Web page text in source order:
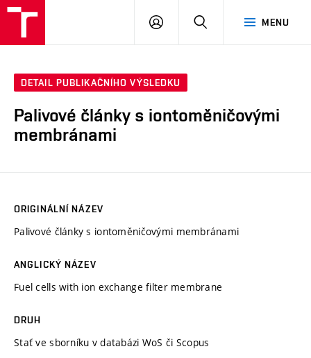
MENU
PŘIHLÁSIT
DETAIL PUBLIKAČNÍHO VÝSLEDKU
Palivové články s iontoměničovými
membránami
ORIGINÁLNÍ NÁZEV
Palivové články s iontoměničovými membránami
ANGLICKÝ NÁZEV
Fuel cells with ion exchange filter membrane
DRUH
Stať ve sborníku v databázi WoS či Scopus